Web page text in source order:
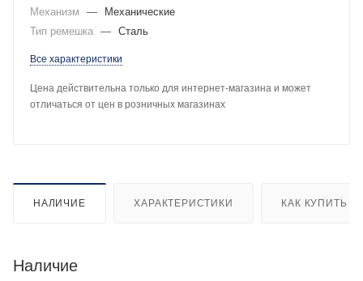
Механизм
—
Механические
Тип ремешка — Сталь
Все характеристики
Цена действительна только для интернет-магазина и может
отличаться от цен в розничных магазинах
НАЛИЧИЕ ХАРАКТЕРИСТИКИ КАК КУПИТЬ
Наличие